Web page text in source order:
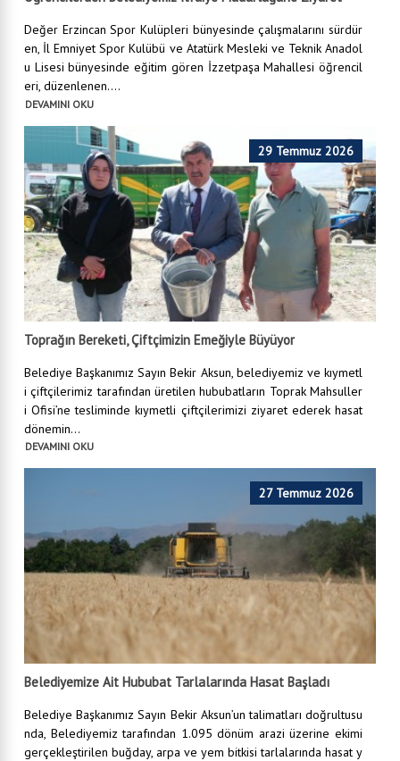
Değer Erzincan Spor Kulüpleri bünyesinde çalışmalarını sürdür
en, İl Emniyet Spor Kulübü ve Atatürk Mesleki ve Teknik Anadol
u Lisesi bünyesinde eğitim gören İzzetpaşa Mahallesi öğrencil
eri, düzenlenen....
DEVAMINI OKU
29 Temmuz 2026
Toprağın Bereketi, Çiftçimizin Emeğiyle Büyüyor
Belediye Başkanımız Sayın Bekir Aksun, belediyemiz ve kıymetl
i çiftçilerimiz tarafından üretilen hububatların Toprak Mahsuller
i Ofisi’ne tesliminde kıymetli çiftçilerimizi ziyaret ederek hasat
dönemin...
DEVAMINI OKU
27 Temmuz 2026
Belediyemize Ait Hububat Tarlalarında Hasat Başladı
Belediye Başkanımız Sayın Bekir Aksun’un talimatları doğrultusu
nda, Belediyemiz tarafından 1.095 dönüm arazi üzerine ekimi
gerçekleştirilen buğday, arpa ve yem bitkisi tarlalarında hasat y